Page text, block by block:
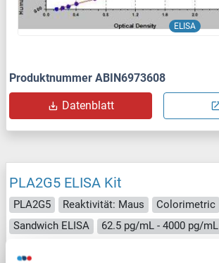
ELISA
Produktnummer ABIN6973608
Datenblatt
PLA2G5 ELISA Kit
PLA2G5 Reaktivität: Maus
Colorimetric
Sandwich ELISA
62.5 pg/mL - 4000 pg/mL